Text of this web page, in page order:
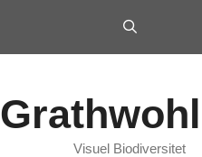
Visuel Biodiversitet